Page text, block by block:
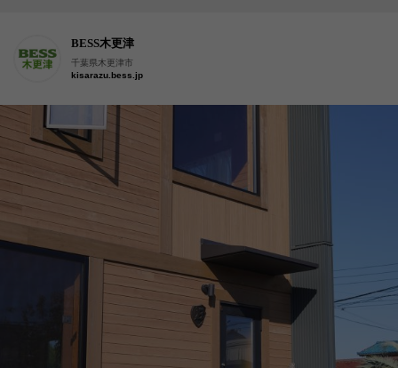
BESS木更津
千葉県木更津市
kisarazu.bess.jp